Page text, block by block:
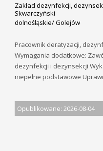
Zakład dezynfekcji,
Skwarczyński
dolnośląskie/ Golejów
Pracownik deratyzacji,
Wymagania dodatkowe:
dezynfekcji i dezynsekcji
niepełne podstawowe
Opublikowane: 2026-08-04